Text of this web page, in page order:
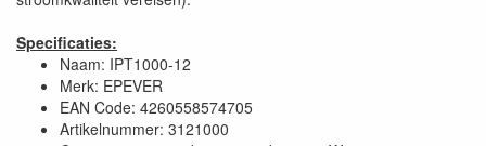
Specificaties:
Naam: IPT1000-12
Merk: EPEVER
EAN Code: 4260558574705
Artikelnummer: 3121000